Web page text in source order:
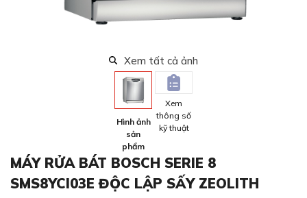
Xem tất cả ảnh
Hình ảnh
sản
phẩm
Xem
thông số
kỹ thuật
MÁY RỬA BÁT BOSCH SERIE 8
SMS8YCI03E ĐỘC LẬP SẤY ZEOLITH